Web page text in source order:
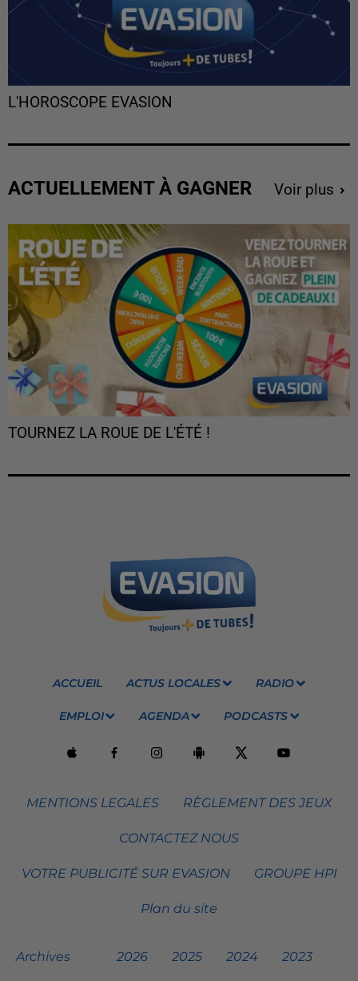
L'HOROSCOPE EVASION
ACTUELLEMENT À GAGNER Voir plus
TOURNEZ LA ROUE DE L'ÉTÉ !
ACCUEIL ACTUS LOCALES RADIO
EMPLOI AGENDA PODCASTS
MENTIONS LEGALES RÈGLEMENT DES JEUX
CONTACTEZ NOUS
VOTRE PUBLICITÉ SUR EVASION GROUPE HPI
Plan du site
Archives 2026 2025 2024 2023